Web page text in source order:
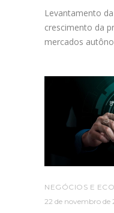
Levantamento
crescimento da
mercados
NEGÓCIOS E
22 de novembro de